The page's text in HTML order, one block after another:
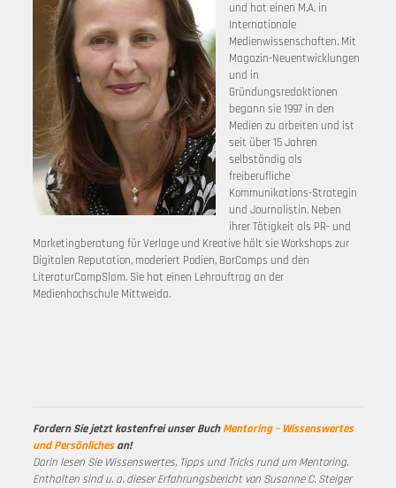
und hat einen M.A. in
Internationale
Medienwissenschaften. Mit
Magazin-Neuentwicklungen
und in
Gründungsredaktionen
begann sie 1997 in den
Medien zu arbeiten und ist
seit über 15 Jahren
selbständig als
freiberufliche
Kommunikations-Strategin
und Journalistin. Neben
ihrer Tätigkeit als PR- und
Marketingberatung für Verlage und Kreative hält sie Workshops zur
Digitalen Reputation, moderiert Podien, BarCamps und den
LiteraturCampSlam. Sie hat einen Lehrauftrag an der
Medienhochschule Mittweida.
Fordern Sie jetzt kostenfrei unser BuchMentoring – Wissenswertes
und Persönlichesan!
Darin lesen Sie Wissenswertes, Tipps und Tricks rund um Mentoring.
Enthalten sind u. a. dieser Erfahrungsbericht von Susanne C. Steiger